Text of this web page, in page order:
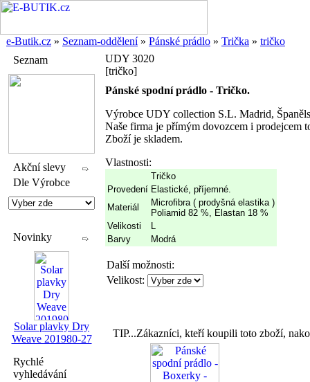
e-Butik.cz » Seznam-oddělení» Pánské prádlo » Trička » tričko
Seznam
Akční slevy
Dle Výrobce
Novinky
Solar plavky Dry
Weave 201980-27
Rychlé
vyhledávání
UDY 3020
[tričko]
Pánské spodní prádlo - Tričko.
Výrobce UDY collection S.L. Madrid,
Naše firma je přímým dovozcem i prodejcem
Zboží je skladem.
Vlastnosti:
Tričko
Provedení Elastické, příjemné.
Materiál
Microfibra ( prodyšná elastika )
Poliamid 82 %, Elastan 18 %
Velikosti
L
Barvy
Modrá
Další možnosti:
Velikost:
TIP...Zákazníci, kteří koupili toto zboží,